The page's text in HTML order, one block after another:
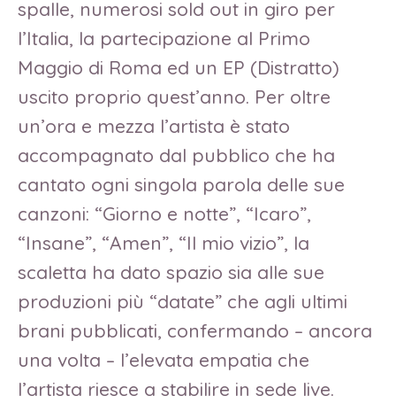
spalle, numerosi sold out in giro per
l’Italia, la partecipazione al Primo
Maggio di Roma ed un EP (Distratto)
uscito proprio quest’anno. Per oltre
un’ora e mezza l’artista è stato
accompagnato dal pubblico che ha
cantato ogni singola parola delle sue
canzoni: “Giorno e notte”, “Icaro”,
“Insane”, “Amen”, “Il mio vizio”, la
scaletta ha dato spazio sia alle sue
produzioni più “datate” che agli ultimi
brani pubblicati, confermando – ancora
una volta – l’elevata empatia che
l’artista riesce a stabilire in sede live.